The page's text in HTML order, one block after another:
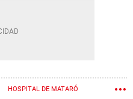
HOSPITAL DE MATARÓ